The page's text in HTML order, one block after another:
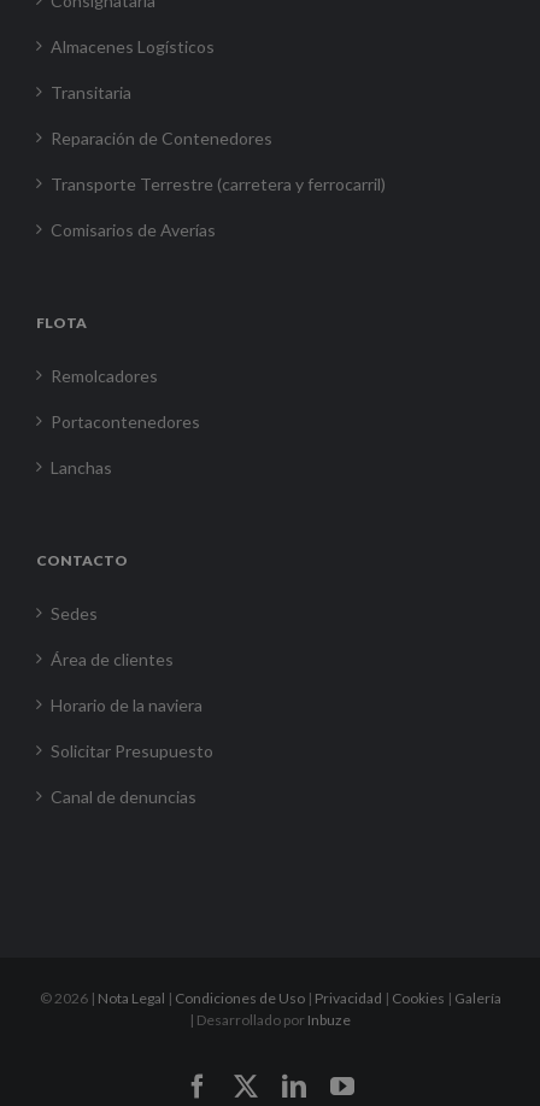
Almacenes Logísticos
Transitaria
Reparación de Contenedores
Transporte Terrestre (carretera y ferrocarril)
Comisarios de Averías
FLOTA
Remolcadores
Portacontenedores
Lanchas
CONTACTO
Sedes
Área de clientes
Horario de la naviera
Solicitar Presupuesto
Canal de denuncias
© 2026 | Nota Legal | Condiciones de Uso| Privacidad | Cookies | Galería
| Desarrollado por Inbuze
FacebookLinkedInYouTube